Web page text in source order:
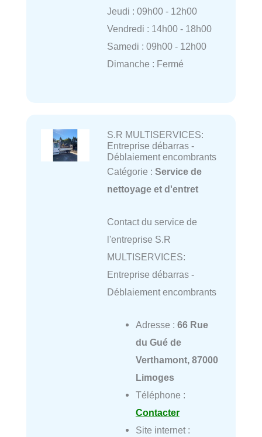
Jeudi : 09h00 - 12h00
Vendredi : 14h00 - 18h00
Samedi : 09h00 - 12h00
Dimanche : Fermé
S.R MULTISERVICES:
Entreprise débarras -
Déblaiement encombrants
Catégorie : Service de
nettoyage et d'entret
Contact du service de
l'entreprise S.R
MULTISERVICES:
Entreprise débarras -
Déblaiement encombrants
Adresse : 66 Rue
du Gué de
Verthamont, 87000
Limoges
Téléphone :
Contacter
Site internet :